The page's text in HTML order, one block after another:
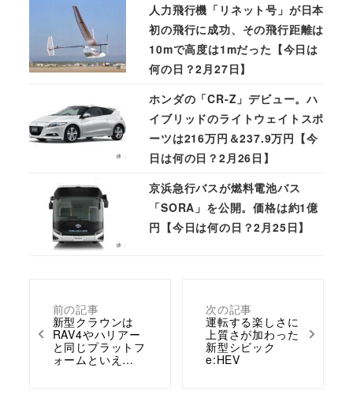
前の記事
新型クラウンは
RAV4やハリアー
と同じプラットフ
ォームといえ…
次の記事
運転する楽しさに
上質さが加わった
新型シビック
e:HEV
人力飛行機「リネット号」が日本
初の飛行に成功、その飛行距離は
10mで高度は1mだった【今日は
何の日？2月27日】
ホンダの「CR-Z」デビュー。ハ
イブリッドのライトウェイトスポ
ーツは216万円＆237.9万円【今
日は何の日？2月26日】
京浜急行バスが燃料電池バス
「SORA」を公開。価格は約1億
円【今日は何の日？2月25日】